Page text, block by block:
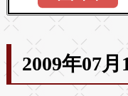
2009年07月